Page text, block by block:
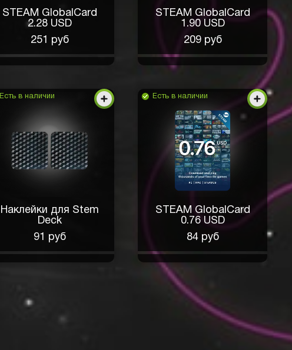
STEAM GlobalCard
2.28 USD
251 руб
STEAM GlobalCard
1.90 USD
209 руб
Есть в наличии
Наклейки для Stem
Deck
91 руб
Есть в наличии
STEAM GlobalCard
0.76 USD
84 руб